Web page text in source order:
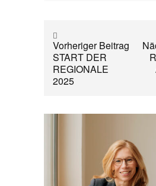
Vorheriger Beitrag
START DER
REGIONALE
2025